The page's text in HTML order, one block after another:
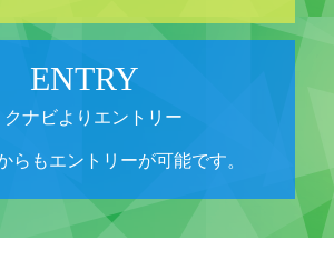
ENTRY
クナビよりエントリー
らもエントリーが可能です。